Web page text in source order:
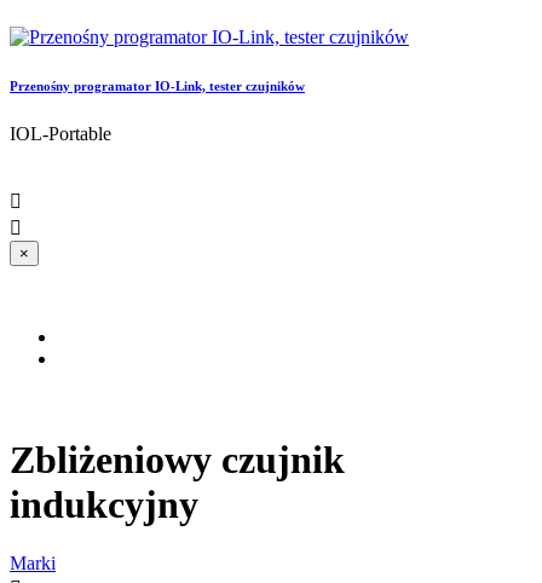
Przenośny programator IO-Link, tester czujników
IOL-Portable


×
Zbliżeniowy czujnik
indukcyjny
Marki